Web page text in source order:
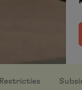
Restricties